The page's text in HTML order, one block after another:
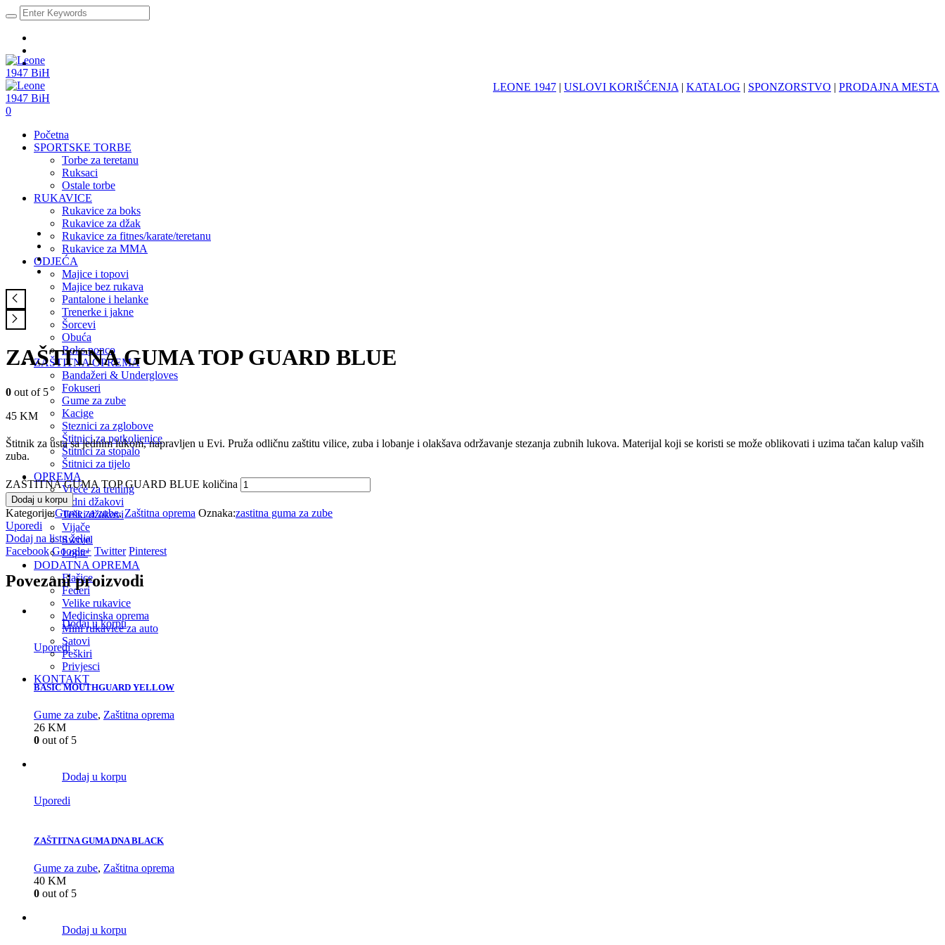
LEONE 1947 | USLOVI KORIŠĆENJA | KATALOG | SPONZORSTVO | PRODAJNA MESTA
0
Početna
SPORTSKE TORBE
Torbe za teretanu
Ruksaci
Ostale torbe
RUKAVICE
Rukavice za boks
Rukavice za džak
Rukavice za fitnes/karate/teretanu
Rukavice za MMA
ODJEĆA
Majice i topovi
Majice bez rukava
Pantalone i helanke
Trenerke i jakne
Šorcevi
Obuća
Boks ponco
ZAŠTITNA OPREMA
Bandažeri & Undergloves
Fokuseri
Gume za zube
Kacige
Steznici za zglobove
Štitnici za potkoljenice
Štitnici za stopalo
Štitnici za tijelo
OPREMA
Vreće za trening
Zidni džakovi
Teški džakovi
Vijače
Swivel
Lopte
DODATNA OPREMA
Flašice
Federi
Velike rukavice
Medicinska oprema
Mini rukavice za auto
Satovi
Peškiri
Privjesci
KONTAKT
ZAŠTITNA GUMA TOP GUARD BLUE
0 out of 5
45 KM
Štitnik za usta sa jednim lukom, napravljen u Evi. Pruža odličnu zaštitu vilice, zuba i lobanje i olakšava održavanje stezanja zubnih lukova. Materijal koji se koristi se može oblikovati i uzima tačan kalup vaših
zuba.
ZAŠTITNA GUMA TOP GUARD BLUE količina
Dodaj u korpu
Kategorije:Gume za zube,Zaštitna oprema Oznaka:zastitna guma za zube
Uporedi
Dodaj na listu želja
Facebook Google+ Twitter Pinterest
Povezani proizvodi
Dodaj u korpu
Uporedi
BASIC MOUTHGUARD YELLOW
Gume za zube, Zaštitna oprema
26 KM
0 out of 5
Dodaj u korpu
Uporedi
ZAŠTITNA GUMA DNA BLACK
Gume za zube, Zaštitna oprema
40 KM
0 out of 5
Dodaj u korpu